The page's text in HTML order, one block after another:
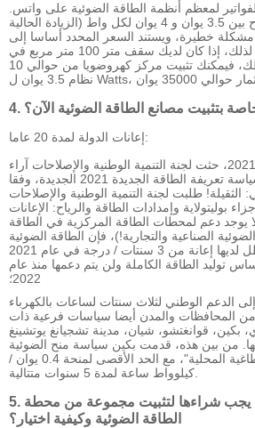
لمعظم أنظمة الطاقة الضوئية على واتس.
سعر السوق الحالي يتراوح بين 3.5 يوان و 4 يوان لكل واط (الزيادة الحالية
خطيرة، ويستند السعر المحدد أساسا إلى
قائمة المثبتين المحليين). لذلك، إذا كان لديك سقف متر 100 متر مربع في
منزلك، فيمكنك تثبيت مركز كهروضويا من حوالي 10kw. إذا تذكر سعر
بتثبيت مصانع الطاقة الضوئية الآن؟
إعانات الدولة لمدة 20 عاما:
في 8 نيسان / أبريل 2021، حثت لجنة التنمية الوطنية والإصلاحات آراء
الإدارات المختصة في سياسة تعريفة الطاقة الجديدة 2021 الجديدة، وفقا
الثقيلة! طلبت لجنة التنمية الوطنية والإصلاحات
آراء حول 2021 أجزاء بوليتولاية وإمدادات الطاقة والرياح: الإعانات
3 نقاط، لا يوجد دعم لمحطات الطاقة المركزية في الطاقة
الصناعية والتجارية!)، فإن الطاقة الضوئية
للاستخدام المنزلي ستظل لديها إعانة من 3 سنتات / درجة في عام 2021
توليد الطاقة الكاملة ولن يتم دعمها منذ عام
2022؛
إلى الدعم الوطني لثلاث سنتات لساعات بالكهرباء
من المحافظات والمدن أيضا سياسات فرعية ذات
قوانغتشو، شيان، مدينة تشجيانغ يوتشينغ
من بين هذه، قدمت بكين سياسة منح الضوئية
تعرف باسم "معظم الطاغية المحلية"، مع الحد الأقصى لمنحة 0.4 يوان /
5. ما هي المنتجات التي يجب شراءها لتثبيت مجموعة من محطة
الطاقة الضوئية وكيفية اختيار؟